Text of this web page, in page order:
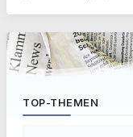
TOP-THEMEN